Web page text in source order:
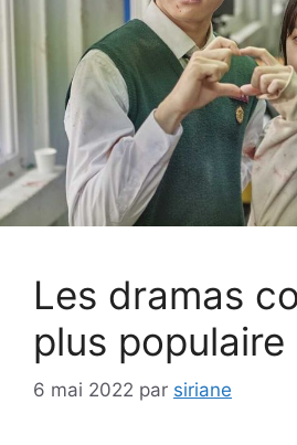
Les dramas
plus populaire
6 mai 2022 par siriane